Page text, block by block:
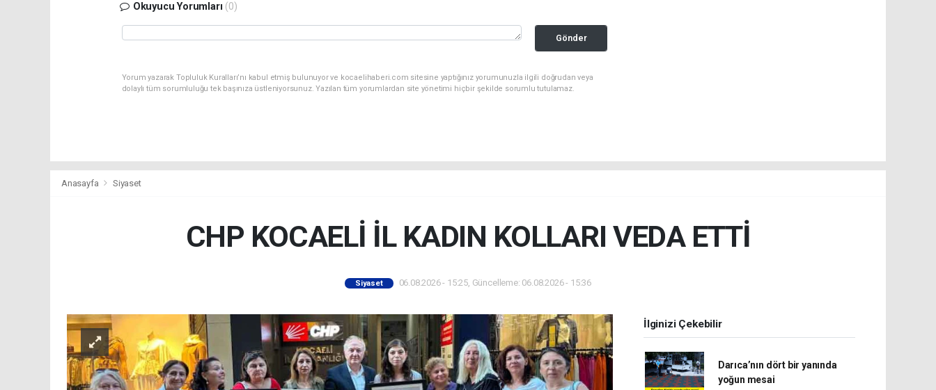
Okuyucu Yorumları (0)
Gönder
Yorum yazarak Topluluk Kuralları’nı kabul etmiş bulunuyor ve kocaelihaberi.com sitesine yaptığınız yorumunuzla ilgili doğrudan veya
dolaylı tüm sorumluluğu tek başınıza üstleniyorsunuz. Yazılan tüm yorumlardan site yönetimi hiçbir şekilde sorumlu tutulamaz.
Anasayfa Siyaset
CHP KOCAELİ İL KADIN KOLLARI VEDA ETTİ
Siyaset 06.08.2026 - 15:25, Güncelleme: 06.08.2026 - 15:36
İlginizi Çekebilir
Darıca’nın dört bir yanında
yoğun mesai